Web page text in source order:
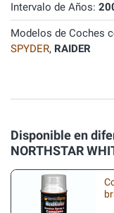
Intervalo de Años:
Modelos de Coches
SPYDER, RAIDER
Disponible en
NORTHSTAR